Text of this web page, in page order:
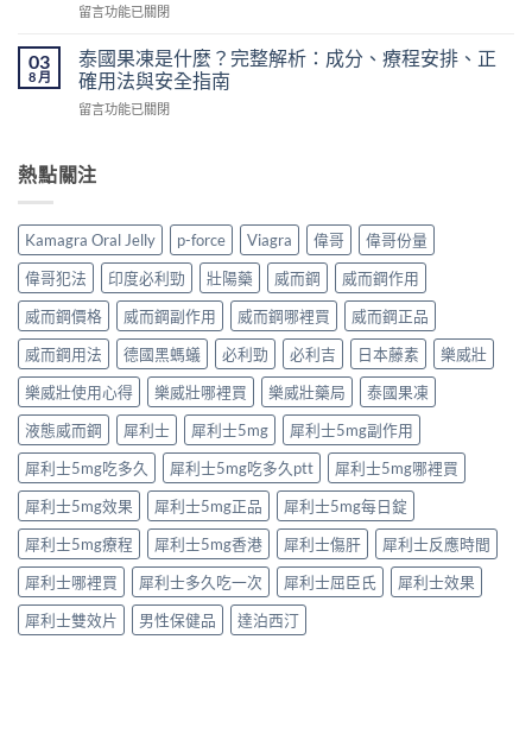
50mg
錢、
醫
生
紙
與
安
購
買
注
意
事
項〉
中
藥
港
怎
麼
買？〉
壯
藥
推
薦
｜
男
健
產
品
購
買
指
南〉
中
在
利
勁
原
理
解
西
汀
如
何
改
善
早
洩？
起
效
時
間
與
作
用
機
制
全
揭
秘〉
留言功能已關閉
03
8 月
泰國果凍是什麼？完整解析：成分、療程安排、正
確用法與安全指南
在
果
凍
什
麼？
完
整
解
析：
成
分、
療
程
安
排、
正
確
用
法
與
安
全
指
南〉
留言功能已關閉
熱點關注
Kamagra Oral Jelly p-force Viagra 偉哥
偉哥份量
偉哥犯法
印度必利勁 壯陽藥 威而鋼
威而鋼作用
威而鋼價格
威而鋼副作用 威而鋼哪裡買
威而鋼正品
威而鋼用法
德國黑螞蟻 必利勁 必利吉 日本藤素
樂威壯
樂威壯使用心得
樂威壯哪裡買 樂威壯藥局
泰國果凍
液態威而鋼
犀利士 犀利士5mg
犀利士5mg副作用
犀利士5mg吃多久
犀利士5mg吃多久ptt
犀利士5mg哪裡買
犀利士5mg效果
犀利士5mg正品
犀利士5mg每日錠
犀利士5mg療程
犀利士5mg香港 犀利士傷肝
犀利士反應時間
犀利士哪裡買
犀利士多久吃一次 犀利士屈臣氏
犀利士效果
犀利士雙效片
男性保健品 達泊西汀